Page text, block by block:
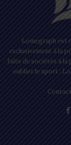
Lomegraph est
exclusivement à la
faits de sociétés à la
oublier le sport ;